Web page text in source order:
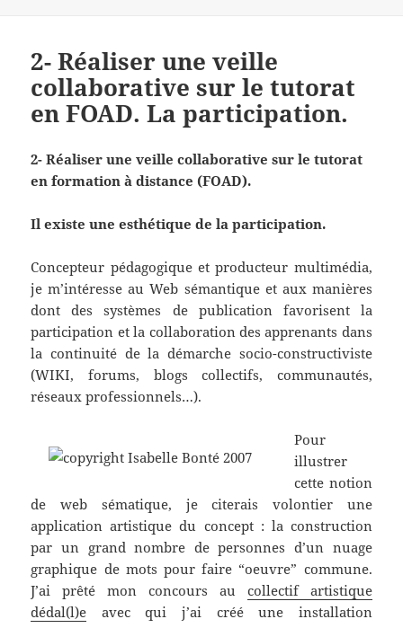
2- Réaliser une veille
collaborative sur le tutorat
en FOAD. La participation.
2- Réaliser une veille collaborative sur le tutorat
en formation à distance (FOAD).
Il existe une esthétique de la participation.
Concepteur pédagogique et producteur multimédia,
je m’intéresse au Web sémantique et aux manières
dont des systèmes de publication favorisent la
participation et la collaboration des apprenants dans
la continuité de la démarche socio-constructiviste
(WIKI, forums, blogs collectifs, communautés,
réseaux professionnels…).
Pour
illustrer
cette notion
de web sématique, je citerais volontier une
application artistique du concept : la construction
par un grand nombre de personnes d’un nuage
graphique de mots pour faire “oeuvre” commune.
J’ai prêté mon concours au collectif artistique
dédal(l)e avec qui j’ai créé une installation